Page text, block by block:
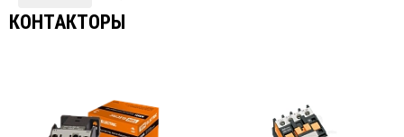
КОНТАКТОРЫ